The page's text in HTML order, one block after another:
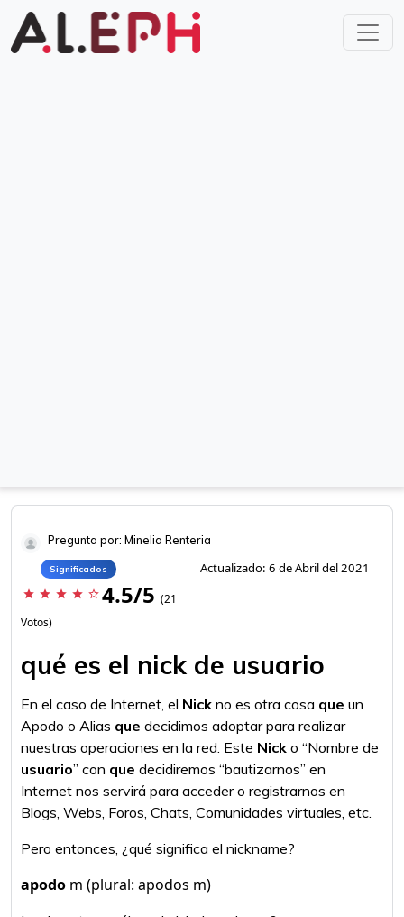
Pregunta por: Minelia Renteria
Significados Actualizado: 6 de Abril del 2021
star star star star star_border 4.5/5 (21
Votos)
qué es el nick de usuario
En el caso de Internet, el Nick no es otra cosa que un
Apodo o Alias que decidimos adoptar para realizar
nuestras operaciones en la red. Este Nick o “Nombre de
usuario” con que decidiremos “bautizarnos” en
Internet nos servirá para acceder o registrarnos en
Blogs, Webs, Foros, Chats, Comunidades virtuales, etc.
Pero entonces, ¿qué significa el nickname?
apodo m (plural: apodos m)